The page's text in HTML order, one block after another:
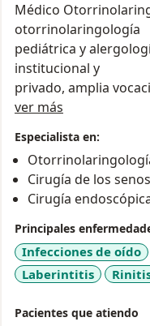
Médico
otorrinolaringología
pediátrica y
institucional y
privado, amplia
compromiso,
ver más
Especialista en:
Cirugía de los
Cirugía
Principales
Infecciones de oído
Laberintitis
Pacientes que atiendo